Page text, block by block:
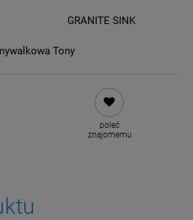
GRANITE SINK
Tony
poleć
znajomemu